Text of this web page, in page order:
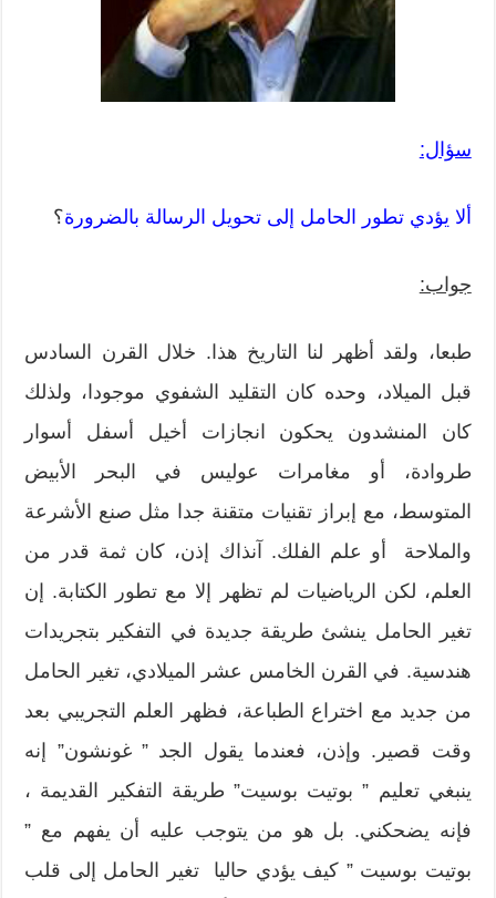
سؤال:
ألا يؤدي تطور الحامل إلى تحويل الرسالة بالضرورة؟
جواب:
طبعا، ولقد أظهر لنا التاريخ هذا. خلال القرن السادس
قبل الميلاد، وحده كان التقليد الشفوي موجودا، ولذلك
كان المنشدون يحكون انجازات أخيل أسفل أسوار
طروادة، أو مغامرات عوليس في البحر الأبيض
المتوسط، مع إبراز تقنيات متقنة جدا مثل صنع الأشرعة
والملاحة أو علم الفلك. آنذاك إذن، كان ثمة قدر من
العلم، لكن الرياضيات لم تظهر إلا مع تطور الكتابة. إن
تغير الحامل ينشئ طريقة جديدة في التفكير بتجريدات
هندسية. في القرن الخامس عشر الميلادي، تغير الحامل
من جديد مع اختراع الطباعة، فظهر العلم التجريبي بعد
وقت قصير. وإذن، فعندما يقول الجد ” غونشون” إنه
ينبغي تعليم ” بوتيت بوسيت” طريقة التفكير القديمة ،
فإنه يضحكني. بل هو من يتوجب عليه أن يفهم مع ”
بوتيت بوسيت ” كيف يؤدي حاليا تغير الحامل إلى قلب